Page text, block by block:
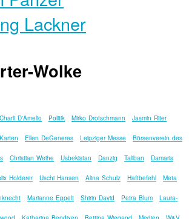
Lackner
Wolke
Charli D'Amelio Politik Mirko Drotschmann Jasmin Riter
Ellen DeGeneres Leipziger Messe Börsenverein des
Christian Weihe Usbekistan Danzig Taliban Damaris
Holderer Uschi Hansen Alina Schulz Haftbefehl Meta
Marianne Eppelt Shirin David Petra Blum Laura-